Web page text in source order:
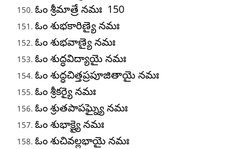
ఓం శ్రీమాత్రే నమః 150
ఓం శుభకారిణ్యై నమః
ఓం శుభవాణ్యై నమః
ఓం శుద్ధవిద్యాయై నమః
ఓం శుద్ధచిత్తప్రపూజితాయై నమః
ఓం శ్రీకర్యై నమః
ఓం శ్రుతపాపఘ్న్యై నమః
ఓం శుభాక్ష్యై నమః
ఓం శుచివల్లభాయై నమః